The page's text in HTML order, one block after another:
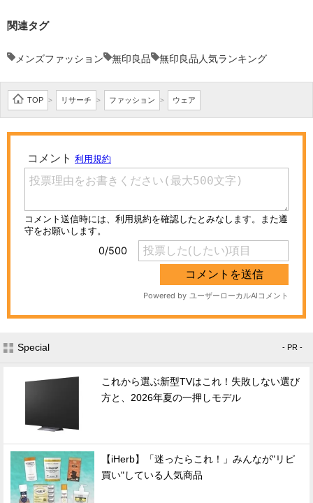
関連タグ
メンズファッション 無印良品 無印良品人気ランキング
TOP > リサーチ > ファッション > ウェア
Special - PR -
これから選ぶ新型TVはこれ！失敗しない選び
方と、2026年夏の一押しモデル
【iHerb】「迷ったらこれ！」みんなが"リピ
買い"している人気商品